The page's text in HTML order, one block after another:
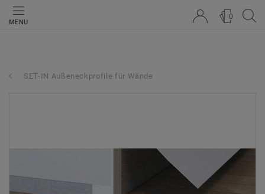
MENU
0
SET-IN Außeneckprofile für Wände